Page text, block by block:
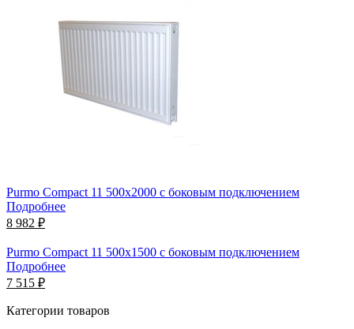
Purmo Compact 11 500х2000 с боковым подключением
Подробнее
8 982 ₽
Purmo Compact 11 500х1500 с боковым подключением
Подробнее
7 515 ₽
Категории товаров